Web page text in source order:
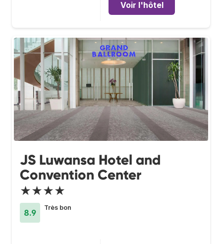
Voir l'hôtel
JS Luwansa Hotel and
Convention Center
★★★★
8.9
Très bon